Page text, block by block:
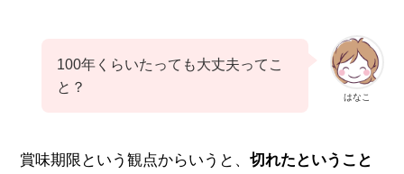
はなこ
100年くらいたっても大丈夫ってこ
と？
賞味期限という観点からいうと、切れたということ